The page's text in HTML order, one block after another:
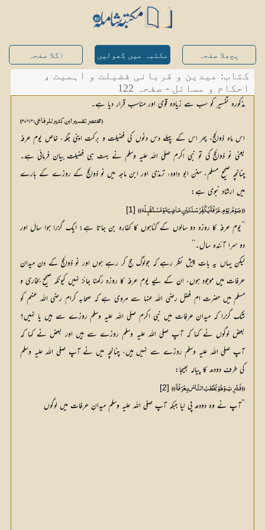
پچھلا صفحہ مکتبہ میں کھولیں اگلا صفحہ
کتاب: عیدین و قربانی فضیلت و اہمیت ،
احکام و مسائل - صفحہ 122
مذکورہ تفسیر کو سب سے زیادہ قوی اور مناسب قرار دیا ہے۔
(مختصر تفسیر ابن کثیر للرفاعی: ۴/ ۳۷۶)
اس ماہ ذوالحج، پھر اس کے پہلے دس دنوں کی فضیلت و برکت اپنی جگہ، خاص یوم عرفہ
یعنی نو ذوالحج کی تو نبی اکرم صلی اللہ علیہ وسلم نے بہت ہی فضیلت بیان فرمائی ہے۔
چنانچہ صحیح مسلم، سنن ابو داود، ترمذی اور ابن ماجہ میں نو ذوالحج کے روزے کے بارے
میں ارشاد نبوی ہے:
(( صَوْمُ یَوْمِ عَرَفَۃَ یُکَفِّرُ سَنَتَیْنِ ، مَاضِیَہَ وَ مُسْتَقْبِلَہٗ )) [1]
’’یوم عرفہ کا روزہ دو سالوں کے گناہوں کا کفارہ بن جاتا ہے: ایک گزرا ہوا سال اور
دو سرا آئندہ سال۔‘‘
لیکن یہاں یہ بات پیش نظر رہے کہ جولوگ حج کر رہے ہوں اور نو ذوالحج کے دن میدان
عرفات میں موجود ہوں، ان کے لیے یوم عرفہ کا روزہ رکھنا جائز نہیں کیونکہ صحیح بخاری و
مسلم میں حضرت ام فضل رضی اللہ عنہا سے مروی ہے کہ صحابہ کرام رضی اللہ عنہم کو
شک گزرا کہ میدان عرفات میں نبی اکرم صلی اللہ علیہ وسلم روزے سے ہیں یا نہیں؟
بعض لوگوں نے کہا کہ آپ صلی اللہ علیہ وسلم روزے سے ہیں اور بعض نے کہا کہ
آپ صلی اللہ علیہ وسلم روزے سے نہیں ہیں، چنانچہ میں نے آپ صلی اللہ علیہ وسلم
کی طرف دودھ کا پیالہ بھیجا:
(( فَشَرِبَ وَھُوْ یَخْطُبُ النَّاسَ بِعَرَفَۃَ )) [2]
’’آپ نے وہ دودھ پی لیا جبکہ آپ صلی اللہ علیہ وسلم میدانِ عرفات میں لوگوں